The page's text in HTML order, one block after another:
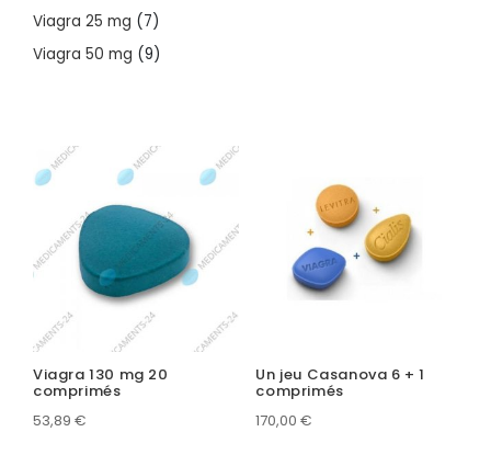
Viagra 25 mg 77
products
Viagra 50 mg 99
Viagra 130 mg 20
comprimés
53,89 €
Un jeu Casanova 6 + 1
comprimés
170,00€